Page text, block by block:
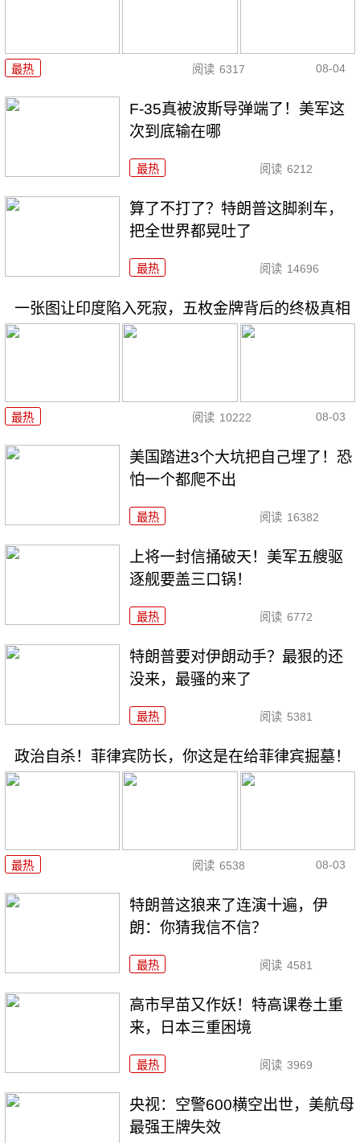
最热 阅读 6317 08-04
F-35真被波斯导弹端了！美军这
次到底输在哪
最热 阅读 6212
算了不打了？特朗普这脚刹车，
把全世界都晃吐了
最热 阅读 14696
一张图让印度陷入死寂，五枚金牌背后的终极真相
最热 阅读 10222 08-03
美国踏进3个大坑把自己埋了！恐
怕一个都爬不出
最热 阅读 16382
上将一封信捅破天！美军五艘驱
逐舰要盖三口锅！
最热 阅读 6772
特朗普要对伊朗动手？最狠的还
没来，最骚的来了
最热 阅读 5381
政治自杀！菲律宾防长，你这是在给菲律宾掘墓！
最热 阅读 6538 08-03
特朗普这狼来了连演十遍，伊
朗：你猜我信不信？
最热 阅读 4581
高市早苗又作妖！特高课卷土重
来，日本三重困境
最热 阅读 3969
央视：空警600横空出世，美航母
最强王牌失效